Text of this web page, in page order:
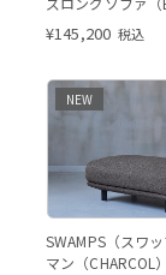
¥145,200 税込
NEW
SWAMPS（スワ
マン（CHARCOL）